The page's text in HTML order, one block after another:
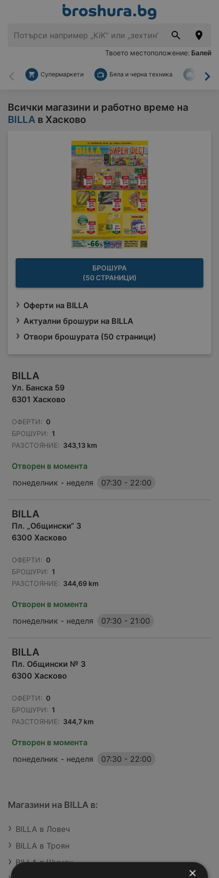
Твоето местоположение: Балей
Назад
Супермаркети Бяла и черна техника За
Всички магазини и работно време на
BILLA в Хасково
БРОШУРА
(50 СТРАНИЦИ)
Оферти на BILLA
Актуални брошури на BILLA
Отвори брошурата (50 страници)
BILLA
Ул. Банска 59
6301 Хасково
ОФЕРТИ: 0
БРОШУРИ: 1
РАЗСТОЯНИЕ: 343,13 km
Отворен в момента
понеделник - неделя
07:30 - 22:00
BILLA
Пл. „Общински“ 3
6300 Хасково
ОФЕРТИ: 0
БРОШУРИ: 1
РАЗСТОЯНИЕ: 344,69 km
Отворен в момента
понеделник - неделя
07:30 - 21:00
BILLA
Пл. Общински № 3
6300 Хасково
ОФЕРТИ: 0
БРОШУРИ: 1
РАЗСТОЯНИЕ: 344,7 km
Отворен в момента
понеделник - неделя
07:30 - 22:00
Магазини на BILLA в:
BILLA в Ловеч
BILLA в Троян
BILLA в Шумен
×